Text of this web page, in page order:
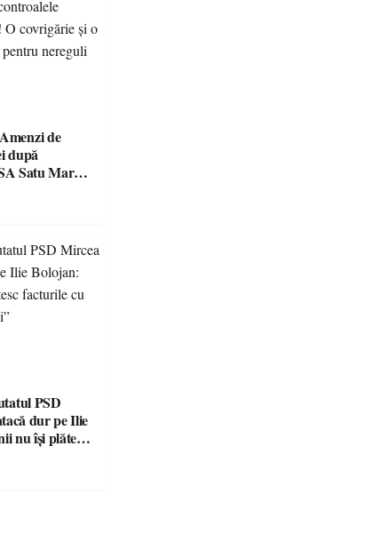
de
după
Satu Mare!
nereguli
PSD
dur pe Ilie
nu își plătesc